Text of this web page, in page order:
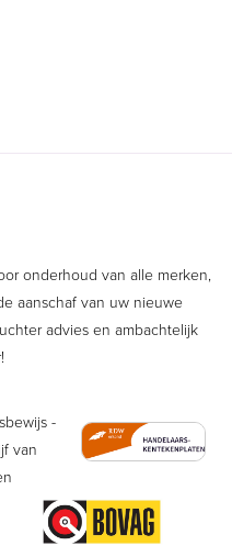
onderhoud van alle merken,
aanschaf van uw nieuwe
advies en ambachtelijk